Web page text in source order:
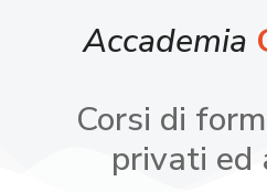
Accademia
Corsi di
privati ed